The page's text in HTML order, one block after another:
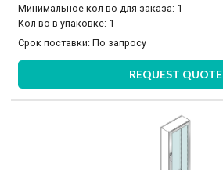
Минимальное кол-во для заказа: 1
Кол-во в упаковке: 1
Срок поставки:По запросу
REQUEST QUOTE